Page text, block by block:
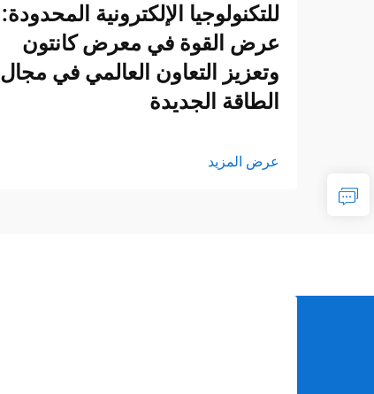
للتكنولوجيا الإلكترونية المحدودة:
عرض القوة في معرض كانتون
وتعزيز التعاون العالمي في مجال
الطاقة الجديدة
عرض المزيد